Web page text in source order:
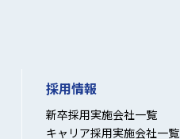
採用情報
新卒採用実施会社一覧
キャリア採用実施会社一覧